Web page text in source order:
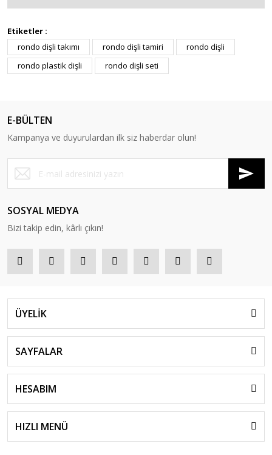
Etiketler :
rondo dişli takımı
rondo dişli tamiri
rondo dişli
rondo plastik dişli
rondo dişli seti
E-BÜLTEN
Kampanya ve duyurulardan ilk siz haberdar olun!
SOSYAL MEDYA
Bizi takip edin, kârlı çıkın!
ÜYELİK
SAYFALAR
HESABIM
HIZLI MENÜ